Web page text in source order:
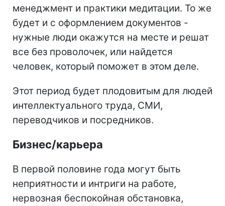
менеджмент и практики медитации. То же
будет и с оформлением документов -
нужные люди окажутся на месте и решат
все без проволочек, или найдется
человек, который поможет в этом деле.
Этот период будет плодовитым для людей
интеллектуального труда, СМИ,
переводчиков и посредников.
Бизнес/карьера
В первой половине года могут быть
неприятности и интриги на работе,
нервозная беспокойная обстановка,